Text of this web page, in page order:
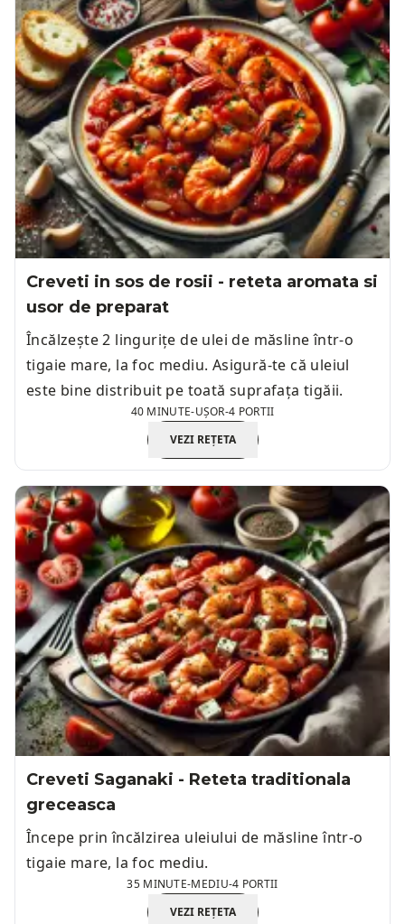
Creveti in sos de rosii - reteta aromata si
usor de preparat
Încălzește 2 lingurițe de ulei de măsline într-o
tigaie mare, la foc mediu. Asigură-te că uleiul
este bine distribuit pe toată suprafața tigăii.
40 MINUTE-UȘOR-4 PORTII
VEZI REȚETA
Creveti Saganaki - Reteta traditionala
greceasca
Începe prin încălzirea uleiului de măsline într-o
tigaie mare, la foc mediu.
35 MINUTE-MEDIU-4 PORTII
VEZI REȚETA